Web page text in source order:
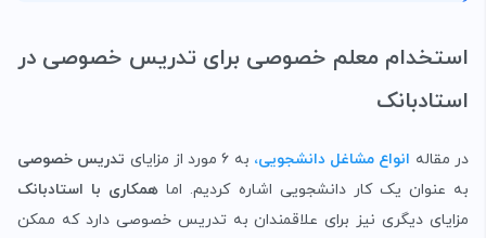
استخدام معلم خصوصی برای تدریس خصوصی در
استادبانک
در مقاله انواع مشاغل دانشجویی، به ۶ مورد از مزایای
تدریس خصوصی
به عنوان یک کار دانشجویی اشاره کردیم. اما همکاری با استادبانک
مزایای دیگری نیز برای علاقمندان به تدریس خصوصی دارد که ممکن